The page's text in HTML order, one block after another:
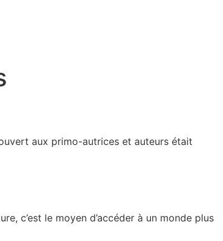
aux primo-autrices et auteurs était
c’est le moyen d’accéder à un monde plus